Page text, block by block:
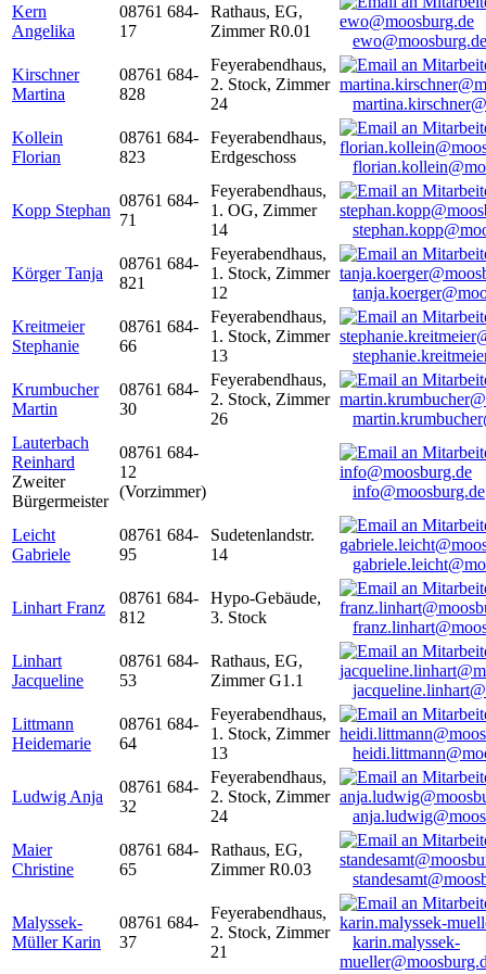
Kern
Angelika
08761 684-
17
Rathaus, EG,
Zimmer R0.01
ewo@moosburg.de
Kirschner
Martina
08761 684-
828
Feyerabendhaus,
2. Stock, Zimmer
24
Kollein
Florian
08761 684-
823
Feyerabendhaus,
Erdgeschoss
Kopp Stephan
08761 684-
71
Feyerabendhaus,
1. OG, Zimmer
14
Körger Tanja
08761 684-
821
Feyerabendhaus,
1. Stock, Zimmer
12
Kreitmeier
Stephanie
08761 684-
66
Feyerabendhaus,
1. Stock, Zimmer
13
Krumbucher
Martin
08761 684-
30
Feyerabendhaus,
2. Stock, Zimmer
26
Lauterbach
Reinhard
Zweiter
Bürgermeister
08761 684-
12
(Vorzimmer)
info@moosburg.de
Leicht
Gabriele
08761 684-
95
Sudetenlandstr.
14
Linhart Franz
08761 684-
812
Hypo-Gebäude,
3. Stock
Linhart
Jacqueline
08761 684-
53
Rathaus, EG,
Zimmer G1.1
Littmann
Heidemarie
08761 684-
64
Feyerabendhaus,
1. Stock, Zimmer
13
Ludwig Anja
08761 684-
32
Feyerabendhaus,
2. Stock, Zimmer
24
Maier
Christine
08761 684-
65
Rathaus, EG,
Zimmer R0.03
Malyssek-
Müller Karin
08761 684-
37
Feyerabendhaus,
2. Stock, Zimmer
21
karin.malyssek-